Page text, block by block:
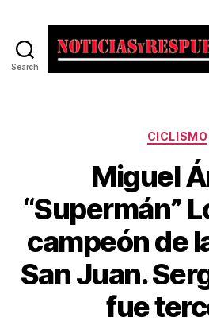
Search
CICLISMO
Miguel
“Supermán”
campeón de
San Juan.
fue